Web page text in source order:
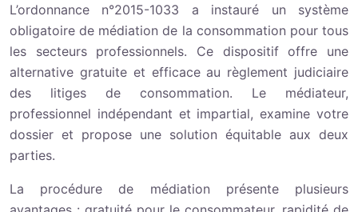
L’ordonnance n°2015-1033 a instauré un système
obligatoire de médiation de la consommation pour tous
les secteurs professionnels. Ce dispositif offre une
alternative gratuite et efficace au règlement judiciaire
des litiges de consommation. Le médiateur,
professionnel indépendant et impartial, examine votre
dossier et propose une solution équitable aux deux
parties.
La procédure de médiation présente plusieurs